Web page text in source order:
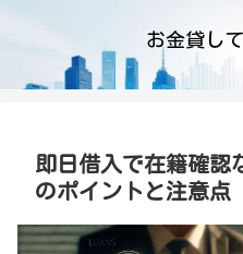
お金貸し
即日借入で在籍確認
のポイントと注意点